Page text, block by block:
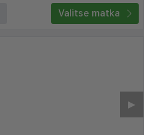
Valitse matka
▶︎